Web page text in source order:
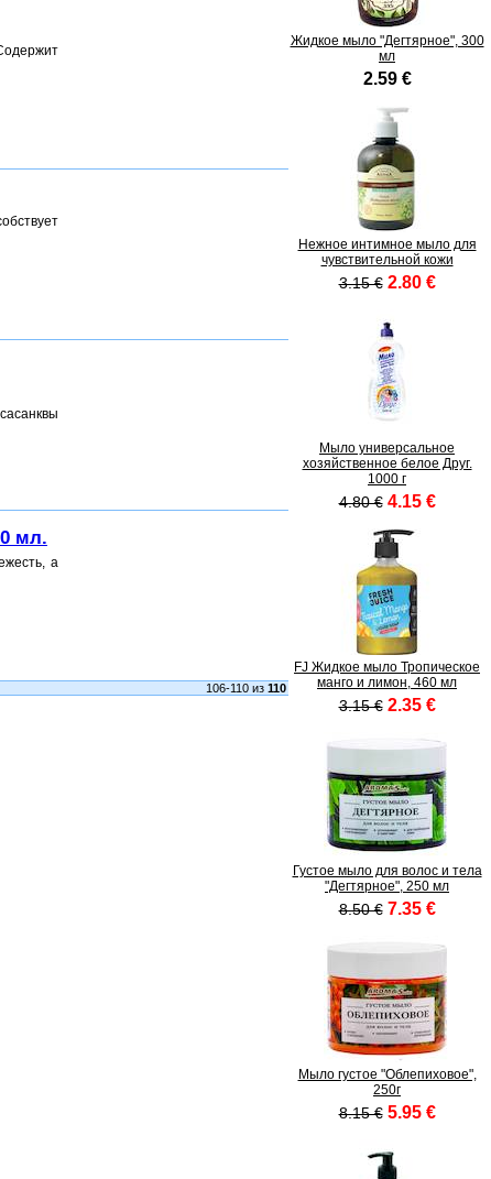
мл.
а
106-110 из 110
Жидкое мыло "Дегтярное", 300
мл
2.59 €
Нежное интимное мыло для
чувствительной кожи
3.15 € 2.80 €
Мыло универсальное
хозяйственное белое Друг.
1000 г
4.80 € 4.15 €
FJ Жидкое мыло Тропическое
манго и лимон, 460 мл
3.15 € 2.35 €
Густое мыло для волос и тела
"Дегтярное", 250 мл
8.50 € 7.35 €
Мыло густое "Облепиховое",
250г
8.15 € 5.95 €